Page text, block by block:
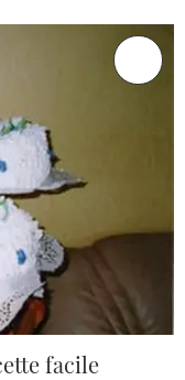
facile